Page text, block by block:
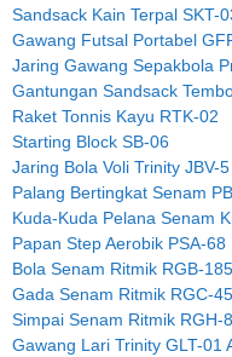
Sandsack Kain Terpal SKT-
Gawang Futsal Portabel
Jaring Gawang Sepakbola
Gantungan Sandsack
Raket Tonnis Kayu RTK-02
Starting Block SB-06
Jaring Bola Voli Trinity JBV-5
Palang Bertingkat Senam
Kuda-Kuda Pelana Senam
Papan Step Aerobik PSA-68
Bola Senam Ritmik RGB-185
Gada Senam Ritmik RGC-
Simpai Senam Ritmik RGH-
Gawang Lari Trinity GLT-01